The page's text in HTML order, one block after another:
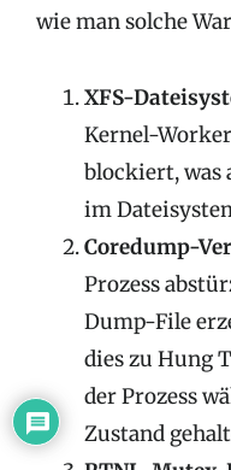
wie man solche
XFS-
Kernel-
blockiert, was
im
Coredump-
Prozess
Dump-File
dies zu Hung
der Prozess
Zustand